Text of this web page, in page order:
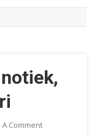
A CommentOn